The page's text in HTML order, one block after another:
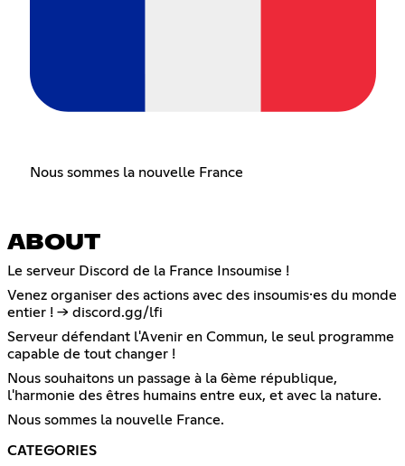
Nous sommes la nouvelle France
ABOUT
Le serveur Discord de la France Insoumise !
Venez organiser des actions avec des insoumis·es du monde
entier ! -> discord.gg/lfi
Serveur défendant l'Avenir en Commun, le seul programme
capable de tout changer !
Nous souhaitons un passage à la 6ème république,
l'harmonie des êtres humains entre eux, et avec la nature.
Nous sommes la nouvelle France.
CATEGORIES